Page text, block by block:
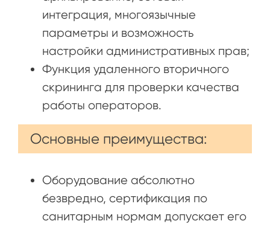
интеграция, многоязычные
параметры и возможность
настройки административных прав;
Функция удаленного вторичного
скрининга для проверки качества
работы операторов.
Основные преимущества:
Оборудование абсолютно
безвредно, сертификация по
санитарным нормам допускает его